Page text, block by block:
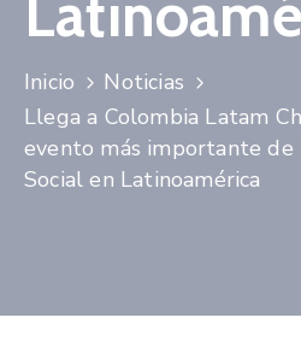
Inicio
Noticias
Llega a Colombia Latam
evento más importante de
Social en Latinoamérica